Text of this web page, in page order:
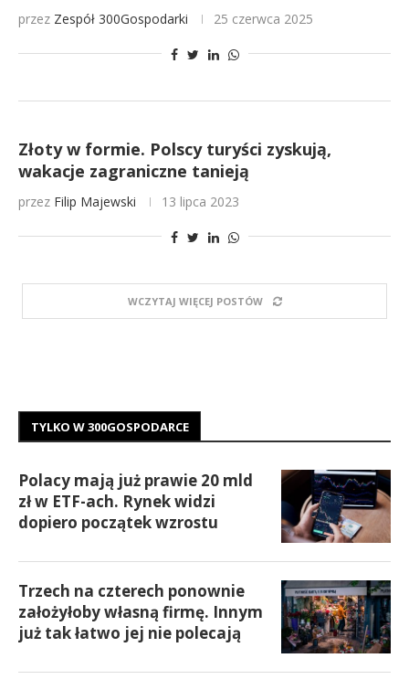
przez Zespół 300Gospodarki 25 czerwca 2025
Złoty w formie. Polscy turyści zyskują,
wakacje zagraniczne tanieją
przez Filip Majewski 13 lipca 2023
WCZYTAJ WIĘCEJ POSTÓW
TYLKO W 300GOSPODARCE
Polacy mają już prawie 20 mld
zł w ETF-ach. Rynek widzi
dopiero początek wzrostu
Trzech na czterech ponownie
założyłoby własną firmę. Innym
już tak łatwo jej nie polecają